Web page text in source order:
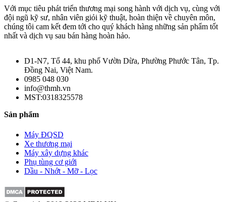
Với mục tiêu phát triển thương mại song hành với dịch vụ, cùng với
đội ngũ kỹ sư, nhân viên giỏi kỹ thuật, hoàn thiện về chuyên môn,
chúng tôi cam kết đem tới cho quý khách hàng những sản phẩm tốt
nhất và dịch vụ sau bán hàng hoàn hảo.
D1-N7, Tổ 44, khu phố Vườn Dừa, Phường Phước Tân, Tp.
Đồng Nai, Việt Nam.
0985 048 030
info@thmh.vn
MST:0318325578
Sản phẩm
Máy ĐQSD
Xe thương mại
Máy xây dựng khác
Phụ tùng cơ giới
Dầu - Nhớt - Mỡ - Lọc